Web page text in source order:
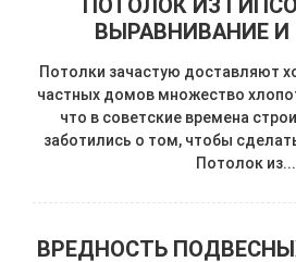
ПОТОЛОК ИЗ
ВЫРАВНИВАНИЕ
Потолки зачастую доставляют
частных домов множество
что в советские времена
заботились о том, чтобы
Потолок из...
ВРЕДНОСТЬ